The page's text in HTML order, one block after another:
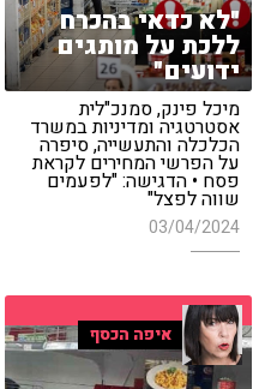
"לא כדאי בהכרח
ללכת על מותגים
ידועים"
מיכל פינק, סמנכ"לית
אסטרטגיה ומדיניות במשרד
הכלכלה והתעשייה, סיפרה
על הפרשי המחירים לקראת
פסח • הדגישה: "לפעמים
שווה לפצל"
03/04/2024
איפה הכסף